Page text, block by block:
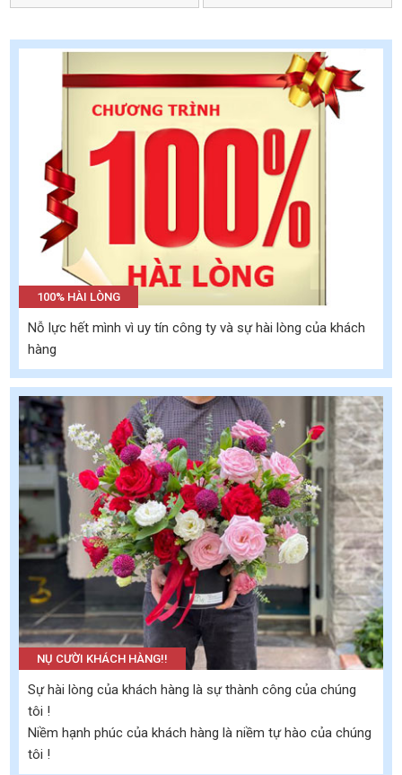
100% HÀI LÒNG
Nỗ lực hết mình vì uy tín công ty và sự hài lòng của khách
hàng
NỤ CƯỜI KHÁCH HÀNG!!
Sự hài lòng của khách hàng là sự thành công của chúng
tôi !
Niềm hạnh phúc của khách hàng là niềm tự hào của chúng
tôi !